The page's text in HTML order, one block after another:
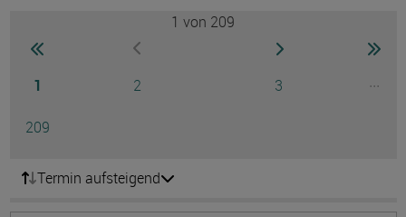
zur ersten Seite wechselnzur vorherigen Seite wechseln
Seite
1 Seite
2 Seite
3
...
Seite
209
Seite
1 von 209
zur nächsten Seite
zur
Termin aufsteigend